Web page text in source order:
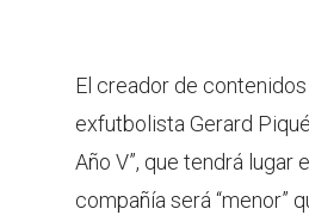
s
p
p
El creador de
exfutbolista Gerard
Año V”, que tendrá lugar
compañía será “menor”